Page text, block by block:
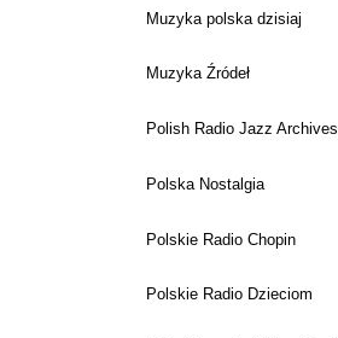
Muzyka polska dzisiaj
Muzyka Źródeł
Polish Radio Jazz Archives
Polska Nostalgia
Polskie Radio Chopin
Polskie Radio Dzieciom